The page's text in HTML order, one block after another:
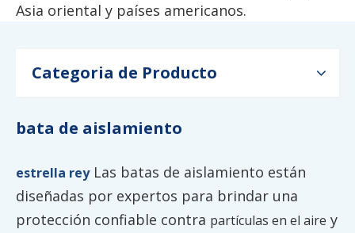
Asia oriental y países americanos.
Categoria de Producto
bata de aislamiento
estrella reyLas batas de aislamiento están
diseñadas por expertos para brindar una
protección confiable contra partículas en el aire y